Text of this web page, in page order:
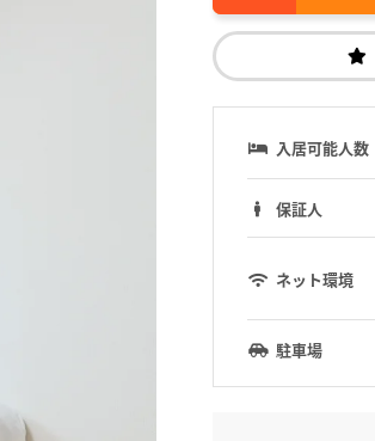
入居可能人数
保証人
ネット環境
駐車場